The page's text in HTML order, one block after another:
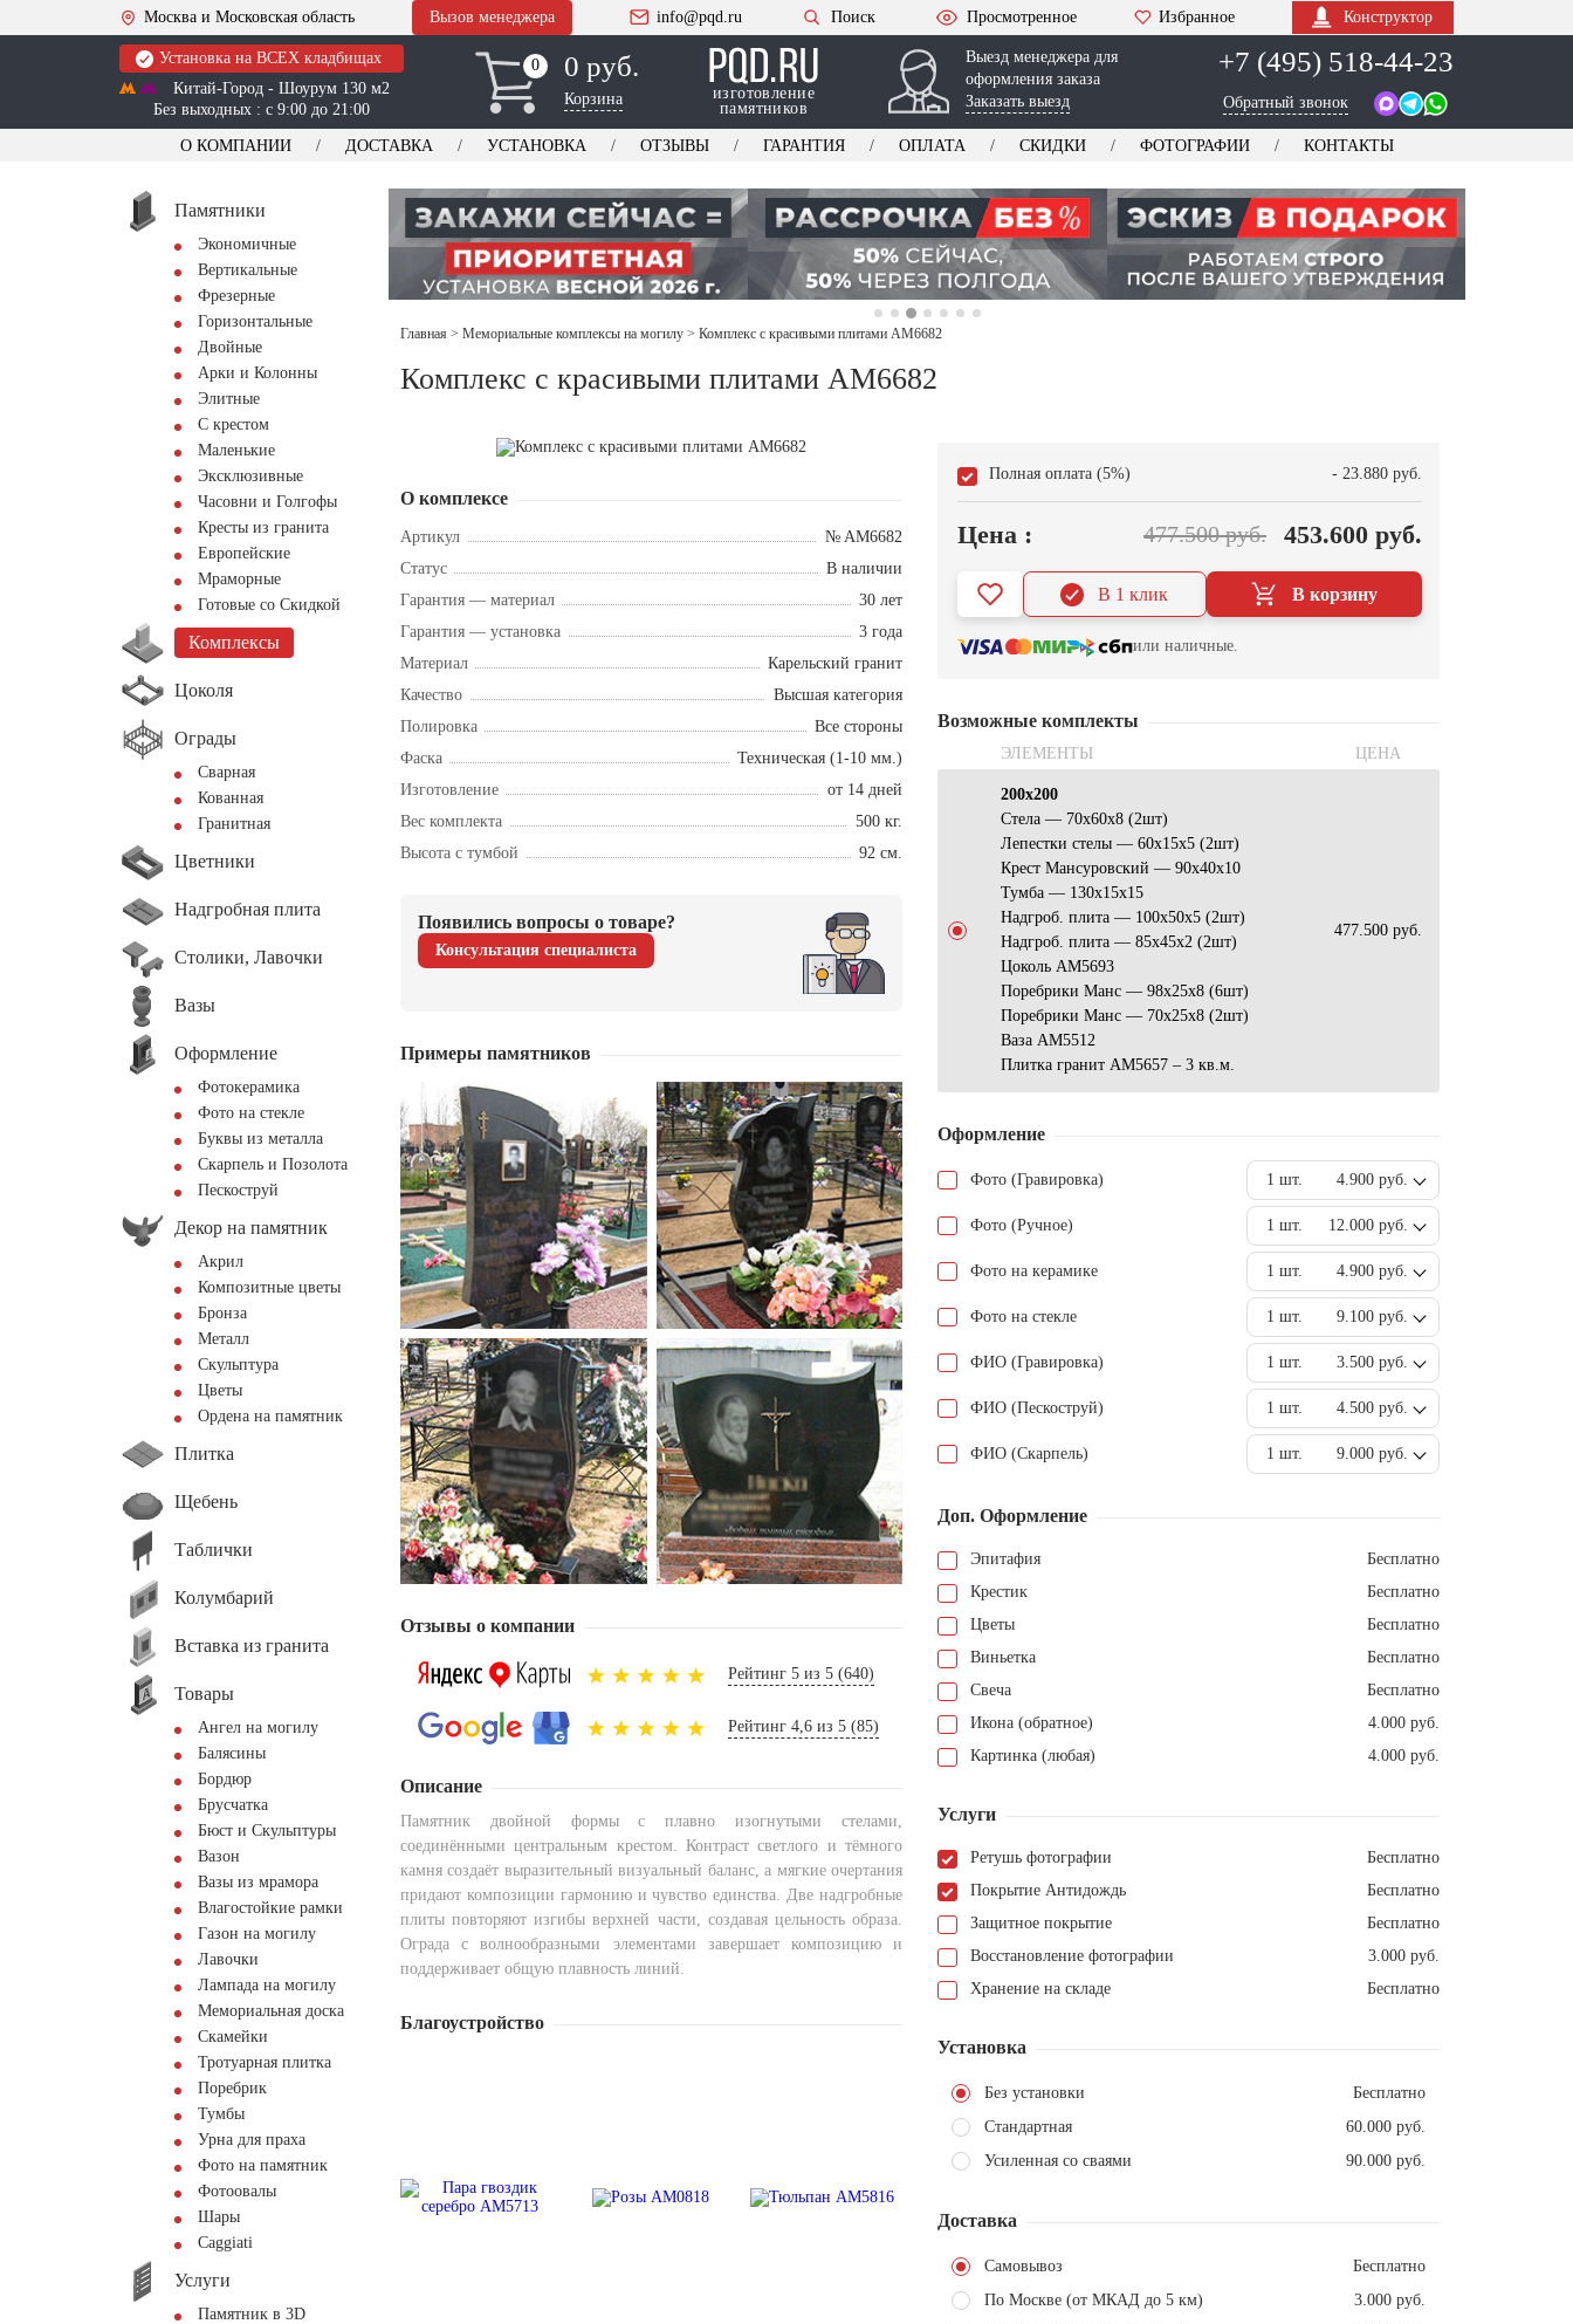
Москва и Московская область Вызов менеджера info@pqd.ru Поиск Просмотренное Избранное Конструктор
Установка на ВСЕХ кладбищах
Китай-Город - Шоурум 130 м2
Без выходных : с 9:00 до 21:00
0
0 0 руб.
Корзина
изготовление
памятников
Выезд менеджера для
оформления заказа
Заказать выезд
+7 (495) 518-44-23
Обратный звонок
О КОМПАНИИ ДОСТАВКА УСТАНОВКА ОТЗЫВЫ ГАРАНТИЯ ОПЛАТА СКИДКИ ФОТОГРАФИИ КОНТАКТЫ
Памятники
Экономичные
Вертикальные
Фрезерные
Горизонтальные
Двойные
Арки и Колонны
Элитные
С крестом
Маленькие
Эксклюзивные
Часовни и Голгофы
Кресты из гранита
Европейские
Мраморные
Готовые со Скидкой
Комплексы
Цоколя
Ограды
Сварная
Кованная
Гранитная
Цветники
Надгробная плита
Столики, Лавочки
Вазы
Оформление
Фотокерамика
Фото на стекле
Буквы из металла
Скарпель и Позолота
Пескоструй
Декор на памятник
Акрил
Композитные цветы
Бронза
Металл
Скульптура
Цветы
Ордена на памятник
Плитка
Щебень
Таблички
Колумбарий
Вставка из гранита
Товары
Ангел на могилу
Балясины
Бордюр
Брусчатка
Бюст и Скульптуры
Вазон
Вазы из мрамора
Влагостойкие рамки
Газон на могилу
Лавочки
Лампада на могилу
Мемориальная доска
Скамейки
Тротуарная плитка
Поребрик
Тумбы
Урна для праха
Фото на памятник
Фотоовалы
Шары
Сaggiati
Услуги
Памятник в 3D
Главная > Мемориальные комплексы на могилу > Комплекс с красивыми плитами AM6682
Комплекс с красивыми плитами AM6682
О комплексе
Артикул
№ AM6682
Статус
В наличии
Гарантия — материал
30 лет
Гарантия — установка
3 года
Материал
Карельский гранит
Качество
Высшая категория
Полировка
Все стороны
Фаска
Техническая (1-10 мм.)
Изготовление
от 14 дней
Вес комплекта
500 кг.
Высота с тумбой
92 см.
Появились вопросы о товаре?
Консультация специалиста
Примеры памятников
Отзывы о компании
Рейтинг 5 из 5 (640)
Рейтинг 4,6 из 5 (85)
Описание
Памятник двойной формы с плавно изогнутыми стелами,
соединёнными центральным крестом. Контраст светлого и тёмного
камня создаёт выразительный визуальный баланс, а мягкие очертания
придают композиции гармонию и чувство единства. Две надгробные
плиты повторяют изгибы верхней части, создавая цельность образа.
Ограда с волнообразными элементами завершает композицию и
поддерживает общую плавность линий.
Благоустройство
Полная оплата (5%) - 23.880 руб.
Цена : 477.500 руб. 453.600 руб.
В корзину
В 1 клик
или наличные.
Возможные комплекты
ЭЛЕМЕНТЫ ЦЕНА
200х200
Стела — 70x60x8 (2шт)
Лепестки стелы — 60х15х5 (2шт)
Крест Мансуровский — 90x40x10
Тумба — 130x15x15
Надгроб. плита — 100x50x5 (2шт)
Надгроб. плита — 85x45x2 (2шт)
Цоколь AM5693
Поребрики Манс — 98x25x8 (6шт)
Поребрики Манс — 70x25x8 (2шт)
Ваза АМ5512
Плитка гранит AM5657 – 3 кв.м.
477.500 руб.
Оформление
Фото (Гравировка) 1 шт. 4.900 руб.
Фото (Ручное) 1 шт. 12.000 руб.
Фото на керамике 1 шт. 4.900 руб.
Фото на стекле 1 шт. 9.100 руб.
ФИО (Гравировка) 1 шт. 3.500 руб.
ФИО (Пескоструй) 1 шт. 4.500 руб.
ФИО (Скарпель) 1 шт. 9.000 руб.
Доп. Оформление
Эпитафия
Бесплатно
Крестик
Бесплатно
Цветы
Бесплатно
Виньетка
Бесплатно
Свеча
Бесплатно
Икона (обратное)
4.000 руб.
Картинка (любая)
4.000 руб.
Услуги
Ретушь фотографии
Бесплатно
Покрытие Антидождь
Бесплатно
Защитное покрытие
Бесплатно
Восстановление фотографии
3.000 руб.
Хранение на складе
Бесплатно
Установка
Без установки
Бесплатно
Стандартная
60.000 руб.
Усиленная со сваями
90.000 руб.
Доставка
Самовывоз
Бесплатно
По Москве (от МКАД до 5 км)
3.000 руб.